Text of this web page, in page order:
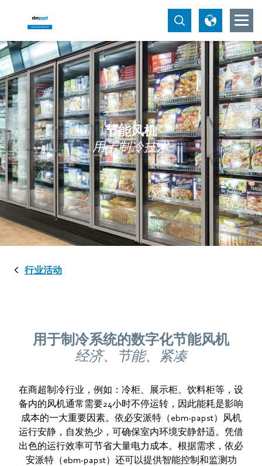
节能风机
用于制冷技术
行业活动
用于制冷系统的数字化节能风机
经济、节能、紧凑
在商超制冷行业，例如：冷柜、展示柜、饮料柜等，设
备内的风机通常需要24小时不停运转，因此能耗是影响
成本的一大重要因素。依必安派特（ebm‑papst）风机
运行安静，自发热少，可确保室内环境安静舒适。凭借
出色的运行效率可节省大量电力成本。根据需求，依必
安派特（ebm‑papst）还可以提供智能控制和监测功